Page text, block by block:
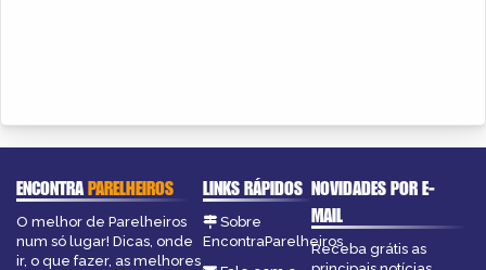
ENCONTRAPARELHEIROS
O melhor de Parelheiros
num só lugar! Dicas, onde
ir, o que fazer, as melhores
LINKS RÁPIDOS
Sobre
EncontraParelheiros
NOVIDADES POR E-
MAIL
Receba grátis as